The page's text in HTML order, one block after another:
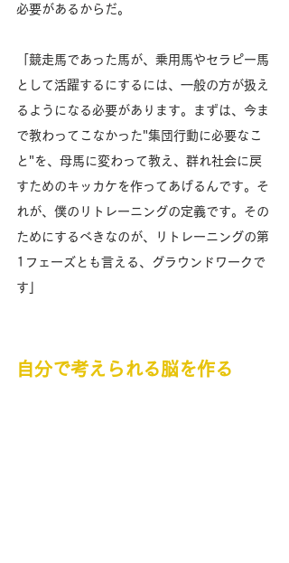
必要があるからだ。
「競走馬であった馬が、乗用馬やセラピー馬
として活躍するにするには、一般の方が扱え
るようになる必要があります。まずは、今ま
で教わってこなかった"集団行動に必要なこ
と"を、母馬に変わって教え、群れ社会に戻
すためのキッカケを作ってあげるんです。そ
れが、僕のリトレーニングの定義です。その
ためにするべきなのが、リトレーニングの第
1フェーズとも言える、グラウンドワークで
す」
自分で考えられる脳を作る